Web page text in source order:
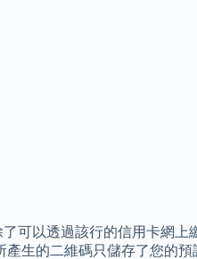
可以透過該行的信用卡網
產生的二維碼只儲存了您的